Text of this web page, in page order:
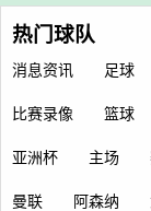
热门球队
消息资讯 足球
比赛录像 篮球
亚洲杯 主场
曼联 阿森纳